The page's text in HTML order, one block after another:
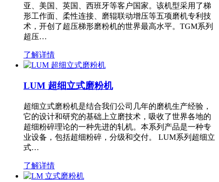
亚、美国、英国、西班牙等客户国家。该机型采用了梯
形工作面、柔性连接、磨辊联动增压等五项磨机专利技
术，开创了超压梯形磨粉机的世界最高水平。TGM系列
超压…
了解详情
LUM 超细立式磨粉机
超细立式磨粉机是结合我们公司几年的磨机生产经验，
它的设计和研究的基础上立磨技术，吸收了世界各地的
超细粉碎理论的一种先进的轧机。本系列产品是一种专
业设备，包括超细粉碎，分级和交付。 LUM系列超细立
式…
了解详情